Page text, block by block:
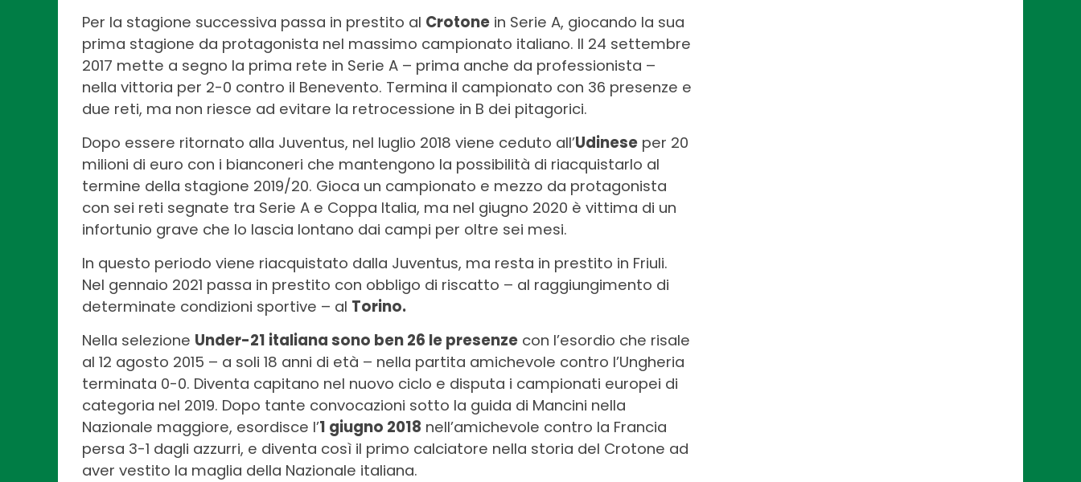
Per la stagione successiva passa in prestito al Crotone in Serie A, giocando la sua
prima stagione da protagonista nel massimo campionato italiano. Il 24 settembre
2017 mette a segno la prima rete in Serie A – prima anche da professionista –
nella vittoria per 2-0 contro il Benevento. Termina il campionato con 36 presenze e
due reti, ma non riesce ad evitare la retrocessione in B dei pitagorici.
Dopo essere ritornato alla Juventus, nel luglio 2018 viene ceduto all’Udinese per 20
milioni di euro con i bianconeri che mantengono la possibilità di riacquistarlo al
termine della stagione 2019/20. Gioca un campionato e mezzo da protagonista
con sei reti segnate tra Serie A e Coppa Italia, ma nel giugno 2020 è vittima di un
infortunio grave che lo lascia lontano dai campi per oltre sei mesi.
In questo periodo viene riacquistato dalla Juventus, ma resta in prestito in Friuli.
Nel gennaio 2021 passa in prestito con obbligo di riscatto – al raggiungimento di
determinate condizioni sportive – al Torino.
Nella selezione Under-21 italiana sono ben 26 le presenze con l’esordio che risale
al 12 agosto 2015 – a soli 18 anni di età – nella partita amichevole contro l’Ungheria
terminata 0-0. Diventa capitano nel nuovo ciclo e disputa i campionati europei di
categoria nel 2019. Dopo tante convocazioni sotto la guida di Mancini nella
Nazionale maggiore, esordisce l’1 giugno 2018 nell’amichevole contro la Francia
persa 3-1 dagli azzurri, e diventa così il primo calciatore nella storia del Crotone ad
aver vestito la maglia della Nazionale italiana.